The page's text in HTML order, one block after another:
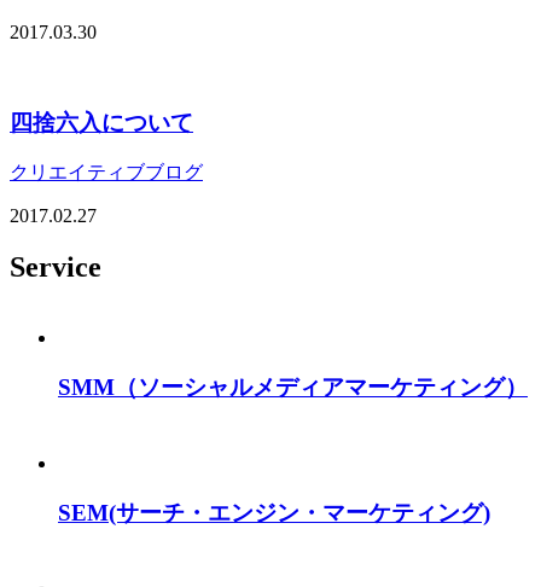
2017.03.30
四捨六入について
クリエイティブブログ
2017.02.27
Service
SMM （ソーシャルメディアマーケティング）
SEM(サーチ・エンジン・マーケティング)